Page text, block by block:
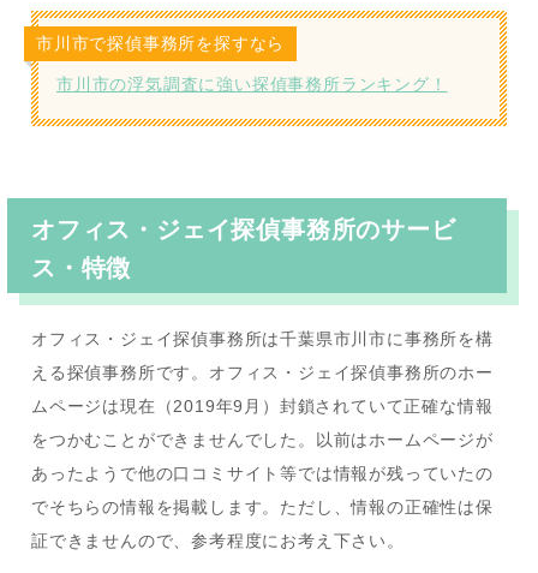
市川市で探偵事務所を探すなら
市川市の浮気調査に強い探偵事務所ランキング！
オフィス・ジェイ探偵事務所のサービ
ス・特徴
オフィス・ジェイ探偵事務所は千葉県市川市に事務所を構
える探偵事務所です。オフィス・ジェイ探偵事務所のホー
ムページは現在（2019年9月）封鎖されていて正確な情報
をつかむことができませんでした。以前はホームページが
あったようで他の口コミサイト等では情報が残っていたの
でそちらの情報を掲載します。ただし、情報の正確性は保
証できませんので、参考程度にお考え下さい。